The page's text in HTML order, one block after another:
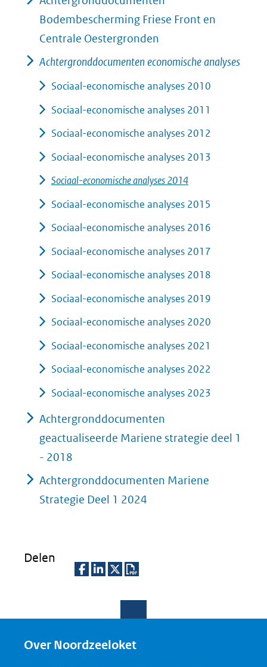
Bodembescherming Friese Front en
Centrale Oestergronden
Achtergronddocumenten economische analyses
Sociaal-economische analyses 2010
Sociaal-economische analyses 2011
Sociaal-economische analyses 2012
Sociaal-economische analyses 2013
Sociaal-economische analyses 2014
Sociaal-economische analyses 2015
Sociaal-economische analyses 2016
Sociaal-economische analyses 2017
Sociaal-economische analyses 2018
Sociaal-economische analyses 2019
Sociaal-economische analyses 2020
Sociaal-economische analyses 2021
Sociaal-economische analyses 2022
Sociaal-economische analyses 2023
Achtergronddocumenten
geactualiseerde Mariene strategie deel 1
- 2018
Achtergronddocumenten Mariene
Strategie Deel 1 2024
Delen
e
e
e
n
Over Noordzeeloket